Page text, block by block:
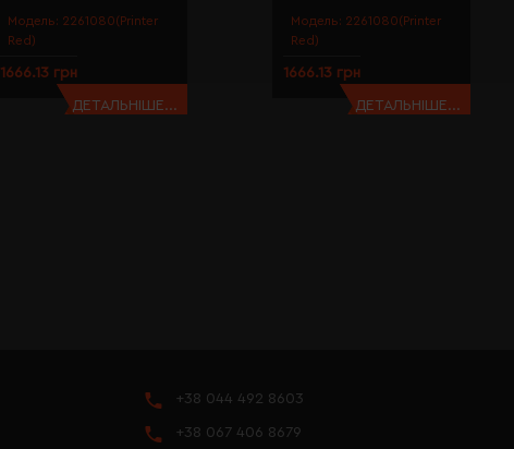
Модель: 2261080(Printer
Red)
1666.13 грн
ДЕТАЛЬНІШЕ...
Модель: 2261080(Printer
Red)
1666.13 грн
ДЕТАЛЬНІШЕ...
+38 044 492 8603
+38 067 406 8679